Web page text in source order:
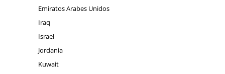
Emiratos Arabes Unidos
Iraq
Israel
Jordania
Kuwait